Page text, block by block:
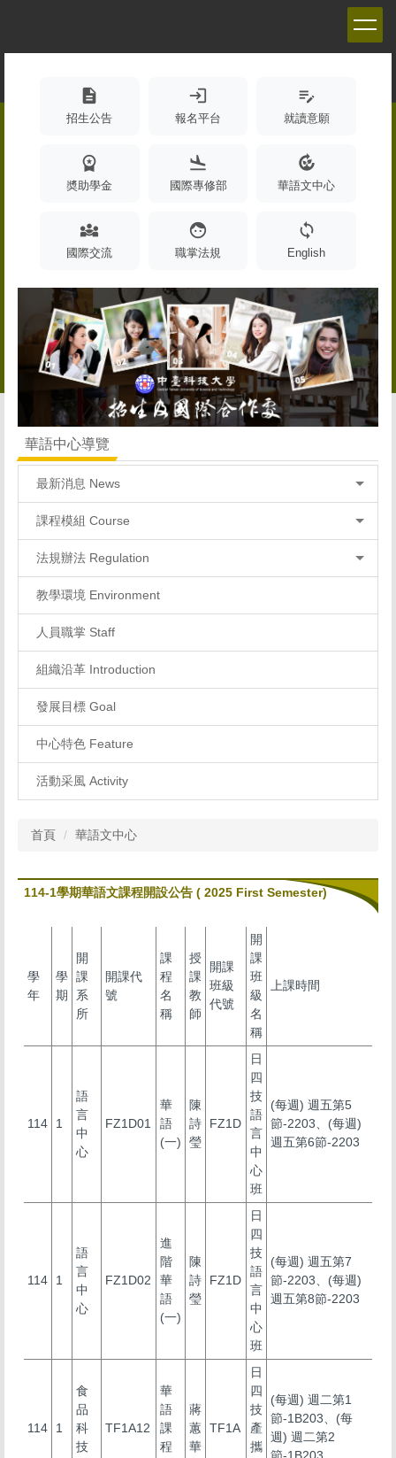
description
招生公告
login
報名平台
edit_note
就讀意願
workspace_premium
奬助學金
flight_land
國際專修部
compost
華語文中心
diversity_3
國際交流
face
職掌法規
sync
English
華語中心導覽
最新消息 News
課程模組 Course
法規辦法 Regulation
教學環境 Environment
人員職掌 Staff
組織沿革 Introduction
發展目標 Goal
中心特色 Feature
活動采風 Activity
首頁 華語文中心
114-1學期華語文課程開設公告 ( 2025 First Semester)
學
年
學
期
開
課
系
所
開課代
號
課
程
名
稱
授
課
教
師
開課
班級
代號
開
課
班
級
名
稱
上課時間
114 1
語
言
中
心
FZ1D01
華
語
(一)
陳
詩
瑩
FZ1D
日
四
技
語
言
中
心
班
(每週) 週五第5
節-2203、(每週)
週五第6節-2203
114 1
語
言
中
心
FZ1D02
進
階
華
語
(一)
陳
詩
瑩
FZ1D
日
四
技
語
言
中
心
班
(每週) 週五第7
節-2203、(每週)
週五第8節-2203
114 1
食
品
科
技
TF1A12
華
語
課
程
蔣
蕙
華
TF1A
日
四
技
產
攜
(每週) 週二第1
節-1B203、(每
週) 週二第2